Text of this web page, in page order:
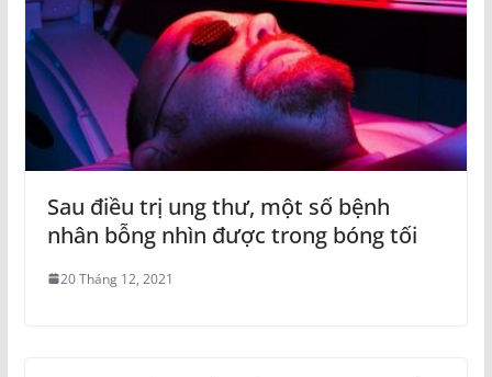
Sau điều trị ung thư, một số bệnh
nhân bỗng nhìn được trong bóng tối
20 Tháng 12, 2021